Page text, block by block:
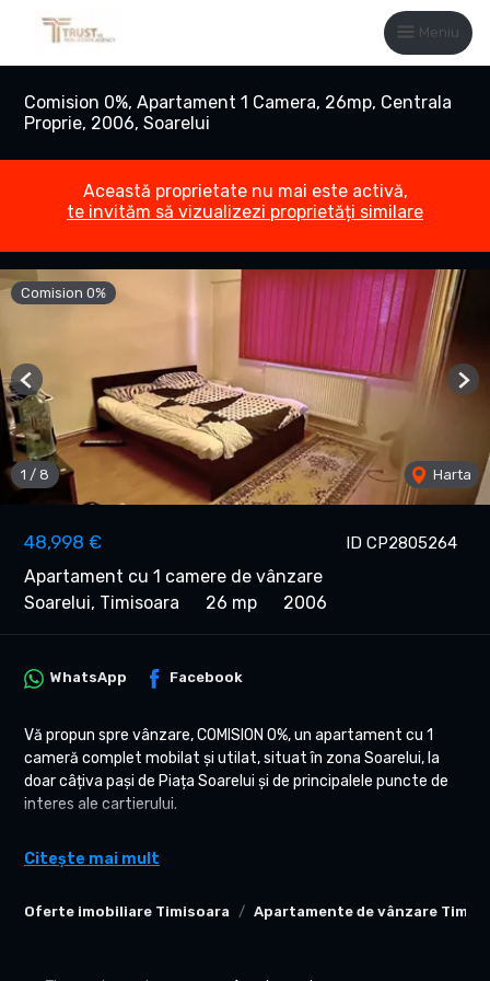
Meniu
Comision 0%, Apartament 1 Camera, 26mp, Centrala
Proprie, 2006, Soarelui
Această proprietate nu mai este activă,
te invităm să vizualizezi proprietăți similare
ID CP2805264
48,998 €
Apartament cu 1 camere de vânzare
Soarelui, Timisoara
26 mp 2006
Comision 0%
1 / 8 Harta
Previous
Oferte imobiliare Timisoara Apartamente de vânzare
WhatsApp Facebook
Vă propun spre vânzare, COMISION 0%, un apartament cu 1
cameră complet mobilat și utilat, situat în zona Soarelui, la
doar câțiva pași de Piața Soarelui și de principalele puncte de
interes ale cartierului.
-Suprafață utilă: 31 mp
-Construcție finalizată în 2006
Citește mai mult